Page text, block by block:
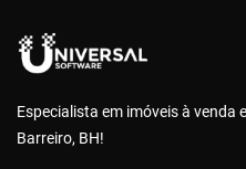
Especialista em imóveis à venda
Barreiro, BH!